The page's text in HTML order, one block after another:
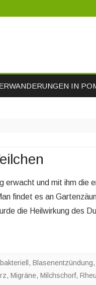
IN
erwacht und mit ihm die
findet es an
die Heilwirkung des
, Blasenentzündung,
, Migräne, Milchschorf,